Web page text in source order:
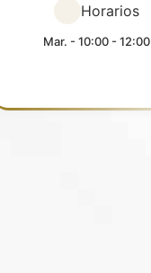
Horarios
Mar. - 10:00 - 12:00